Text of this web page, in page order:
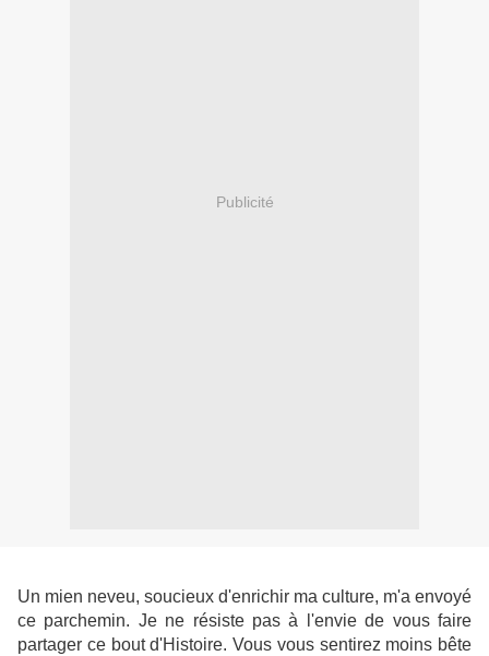
Publicité
Un mien neveu, soucieux d'enrichir ma culture, m'a envoyé
ce parchemin. Je ne résiste pas à l'envie de vous faire
partager ce bout d'Histoire. Vous vous sentirez moins bête